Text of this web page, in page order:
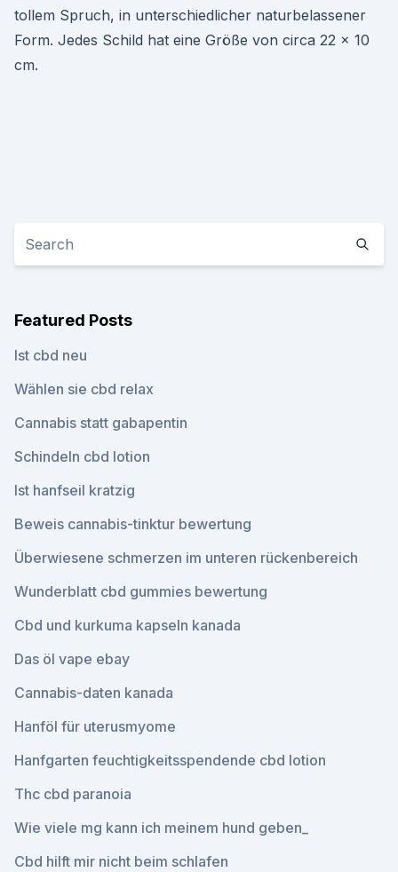
tollem Spruch, in unterschiedlicher naturbelassener
Form. Jedes Schild hat eine Größe von circa 22 x 10
cm.
Featured Posts
Ist cbd neu
Wählen sie cbd relax
Cannabis statt gabapentin
Schindeln cbd lotion
Ist hanfseil kratzig
Beweis cannabis-tinktur bewertung
Überwiesene schmerzen im unteren rückenbereich
Wunderblatt cbd gummies bewertung
Cbd und kurkuma kapseln kanada
Das öl vape ebay
Cannabis-daten kanada
Hanföl für uterusmyome
Hanfgarten feuchtigkeitsspendende cbd lotion
Thc cbd paranoia
Wie viele mg kann ich meinem hund geben_
Cbd hilft mir nicht beim schlafen